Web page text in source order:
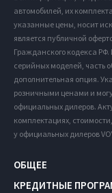
автомобилей, их
указанные цены, носит
является публичной
Гражданского кодекса
серийных моделей, часть
дополнительная опция.
розничными ценами и
официальных дилеров.
комплектациях,
у официальных дилеров
ОБЩЕЕ
КРЕДИТНЫЕ